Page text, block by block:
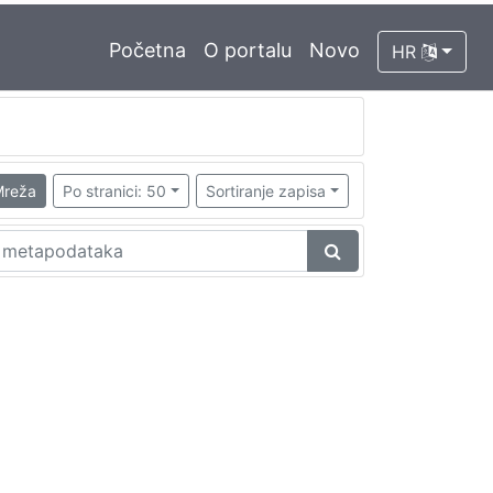
Početna O portalu Novo HR
Po stranici: 50 Sortiranje zapisa